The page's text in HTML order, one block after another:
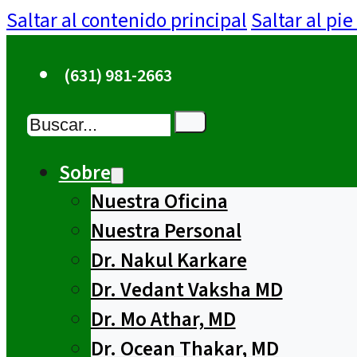
Saltar al contenido principalSaltar al
(631) 981-2663
Buscar
Sobre
Nuestra Oficina
Nuestra Personal
Dr. Nakul Karkare
Dr. Vedant Vaksha MD
Dr. Mo Athar, MD
Dr. Ocean Thakar, MD